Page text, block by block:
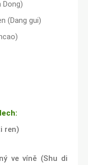
Dong)
(Dang gui)
ren)
ve víně (Shu di